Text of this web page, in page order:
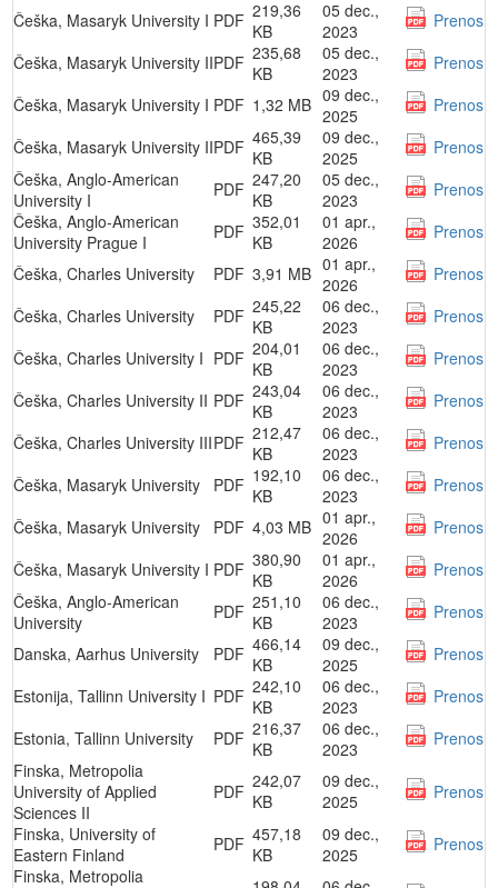
Češka, Masaryk University I PDF 219,36
KB
05 dec.,
2023
Prenos
Češka, Masaryk University IIPDF 235,68
KB
05 dec.,
2023
Prenos
Češka, Masaryk University I PDF 1,32 MB 09 dec.,
2025
Prenos
Češka, Masaryk University IIPDF 465,39
KB
09 dec.,
2025
Prenos
Češka, Anglo-American
University I
PDF 247,20
KB
05 dec.,
2023
Prenos
Češka, Anglo-American
University Prague I
PDF 352,01
KB
01 apr.,
2026
Prenos
Češka, Charles University
PDF 3,91 MB 01 apr.,
2026
Prenos
Češka, Charles University
PDF 245,22
KB
06 dec.,
2023
Prenos
Češka, Charles University I PDF 204,01
KB
06 dec.,
2023
Prenos
Češka, Charles University II PDF 243,04
KB
06 dec.,
2023
Prenos
Češka, Charles University IIIPDF 212,47
KB
06 dec.,
2023
Prenos
Češka, Masaryk University
PDF 192,10
KB
06 dec.,
2023
Prenos
Češka, Masaryk University
PDF 4,03 MB 01 apr.,
2026
Prenos
Češka, Masaryk University I PDF 380,90
KB
01 apr.,
2026
Prenos
Češka, Anglo-American
University
PDF 251,10
KB
06 dec.,
2023
Prenos
Danska, Aarhus University
PDF 466,14
KB
09 dec.,
2025
Prenos
Estonija, Tallinn University I PDF 242,10
KB
06 dec.,
2023
Prenos
Estonia, Tallinn University
PDF 216,37
KB
06 dec.,
2023
Prenos
Finska, Metropolia
University of Applied
Sciences II
PDF 242,07
KB
09 dec.,
2025
Prenos
Finska, University of
Eastern Finland
PDF 457,18
KB
09 dec.,
2025
Prenos
Finska, Metropolia